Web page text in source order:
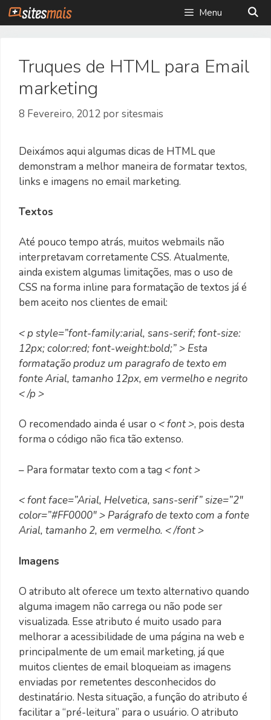
Saltar
para
Menu
Truques de HTML para Email
marketing
8 Fevereiro, 2012 porsitesmais
Deixámos aqui algumas dicas de HTML que
demonstram a melhor maneira de formatar textos,
links e imagens no email marketing.
Textos
Até pouco tempo atrás, muitos webmails não
interpretavam corretamente CSS. Atualmente,
ainda existem algumas limitações, mas o uso de
CSS na forma inline para formatação de textos já é
bem aceito nos clientes de email:
< p style=”font-family:arial, sans-serif; font-size:
12px; color:red; font-weight:bold;” > Esta
formatação produz um paragrafo de texto em
fonte Arial, tamanho 12px, em vermelho e negrito
< /p >
O recomendado ainda é usar o < font >, pois desta
forma o código não fica tão extenso.
– Para formatar texto com a tag < font >
< font face=”Arial, Helvetica, sans-serif” size=”2″
color=”#FF0000″ > Parágrafo de texto com a fonte
Arial, tamanho 2, em vermelho. < /font >
Imagens
O atributo alt oferece um texto alternativo quando
alguma imagem não carrega ou não pode ser
visualizada. Esse atributo é muito usado para
melhorar a acessibilidade de uma página na web e
principalmente de um email marketing, já que
muitos clientes de email bloqueiam as imagens
enviadas por remetentes desconhecidos do
destinatário. Nesta situação, a função do atributo é
facilitar a “pré-leitura” para o usuário. O atributo